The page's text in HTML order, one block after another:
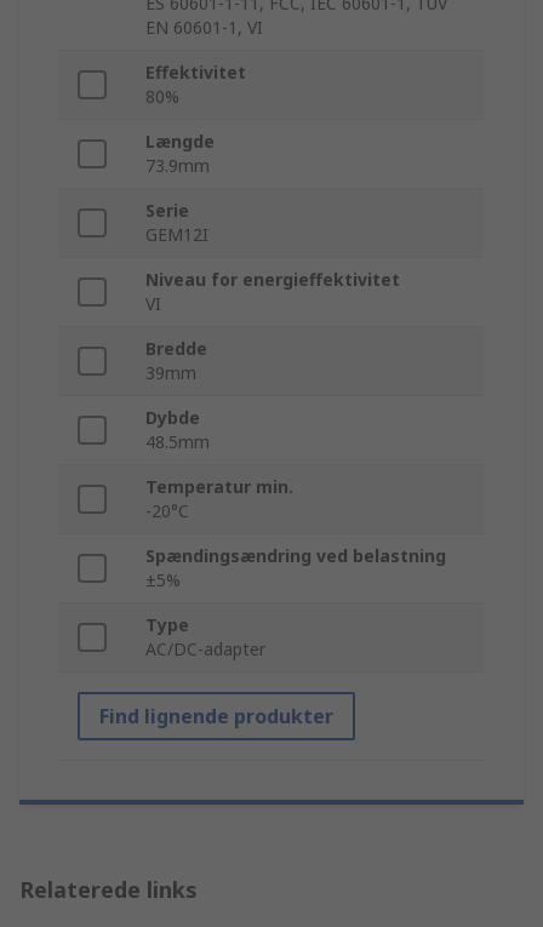
EN 60601-1, VI
Effektivitet
80%
Længde
73.9mm
Serie
GEM12I
Niveau for energieffektivitet
VI
Bredde
39mm
Dybde
48.5mm
Temperatur min.
-20°C
Spændingsændring ved belastning
±5%
Type
AC/DC-adapter
Find lignende produkter
Relaterede links